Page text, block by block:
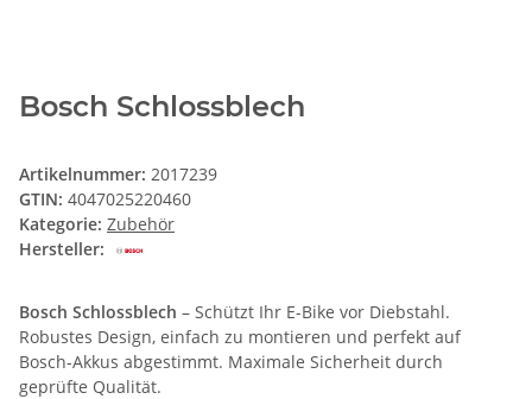
Bosch Schlossblech
Artikelnummer: 2017239
GTIN: 4047025220460
Kategorie: Zubehör
Hersteller:
Bosch Schlossblech – Schützt Ihr E-Bike vor Diebstahl.
Robustes Design, einfach zu montieren und perfekt auf
Bosch-Akkus abgestimmt. Maximale Sicherheit durch
geprüfte Qualität.